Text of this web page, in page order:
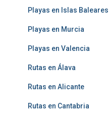
Playas en Islas Baleares
Playas en Murcia
Playas en Valencia
Rutas en Álava
Rutas en Alicante
Rutas en Cantabria